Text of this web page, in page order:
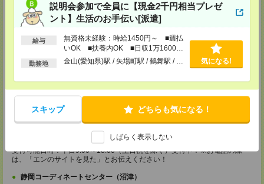
説明会参加で全員に【現金2千円相当プレゼ
ント】生活のお手伝い[派遣]
給与
無資格未経験：時給1450円～ ■週払
いOK ■扶養内OK ■日収1万1600円
以上
勤務地 金山(愛知県)駅 / 矢場町駅 / 鶴舞駅 / … 気になる!
スキップ どちらも気になる！
しばらく表示しない
静岡コーディネートセンター（浜松）
〒436-0056
浜松市中区板屋町111-2 浜松アクトタワー11F
■JR浜松駅から徒歩5分
TEL：0120-537-102
担当：パーソルテンプスタッフ(株) 予約専用ダイヤル
受付可能日時：平日9:00～18:00（土日祝を除く）受付中！※お電話の際
静岡コーディネートセンター（静岡）
〒420-0851
静岡県静岡市葵区黒金町11-7 大樹生命静岡駅前ビル2F
■JR静岡駅から徒歩5分
担当：パーソルテンプスタッフ(株) 予約専用ダイヤル
受付可能日時：平日9:00～18:00（土日祝を除く）受付中！※お電話の際
は、「エンのサイトを見た」とお伝えください！
静岡コーディネートセンター（沼津）